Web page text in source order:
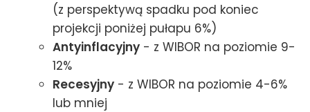
(z perspektywą spadku pod koniec
projekcji poniżej pułapu 6%)
Antyinflacyjny - z WIBOR na poziomie 9-
12%
Recesyjny - z WIBOR na poziomie 4-6%
lub mniej